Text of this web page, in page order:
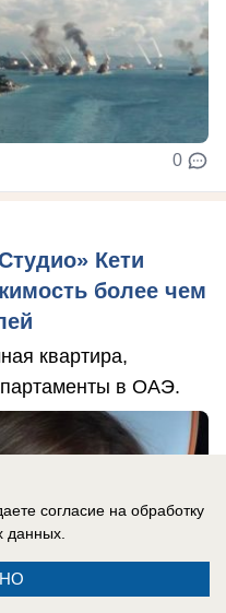
0
Кети
более чем
квартира,
в ОАЭ.
согласие на обработку
данных.